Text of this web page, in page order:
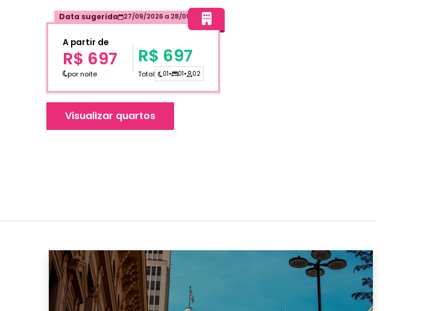
Data sugerida 27/09/2026 a 28/09/2026
A partir de
R$ 697
por noite
R$ 697
Total 01• 01• 02
Visualizar quartos